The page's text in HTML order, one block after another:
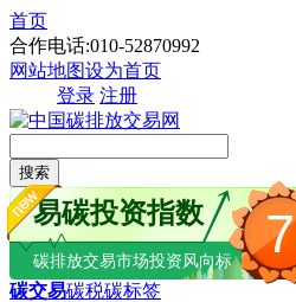
首页
合作电话:010-52870992
网站地图设为首页
登录 注册
搜索
7
易碳投资指数
碳排放交易市场投资风向标
碳交易碳税碳标签